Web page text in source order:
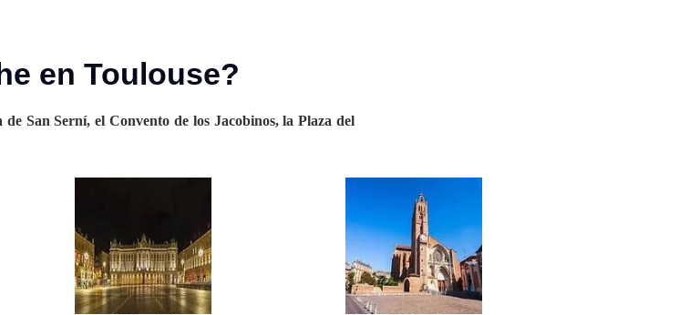
en Toulouse?
de San Serní, el Convento de los Jacobinos, la Plaza del